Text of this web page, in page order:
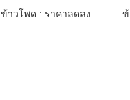
ข้าวโพด : ราคาลดลง ข้าว